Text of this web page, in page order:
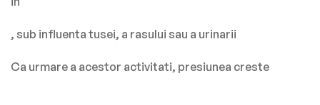
, sub influenta tusei, a rasului sau a urinarii
Ca urmare a acestor activitati, presiunea creste